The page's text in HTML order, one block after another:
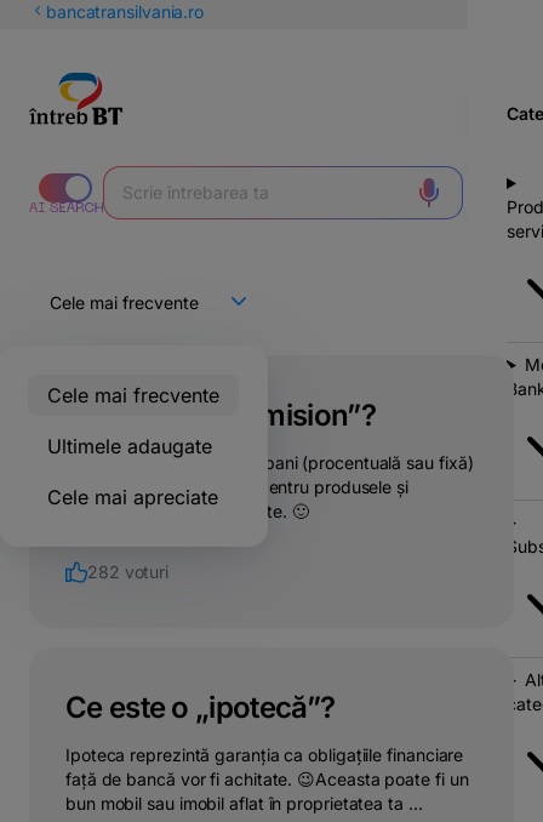
latineștibancatransilvania.ro
Cele mai frecvente
Ultimele adaugate
Cele mai apreciate
Ce este un „comision”?
Comisionul este suma de bani (procentuală sau fixă)
pe care o plătești băncii pentru produsele și
serviciile care îți sunt oferite. 🙂
282 voturi
Ce este o „ipotecă”?
Ipoteca reprezintă garanția ca obligațiile financiare
față de bancă vor fi achitate. 😉Aceasta poate fi un
bun mobil sau imobil aflat în proprietatea ta ...